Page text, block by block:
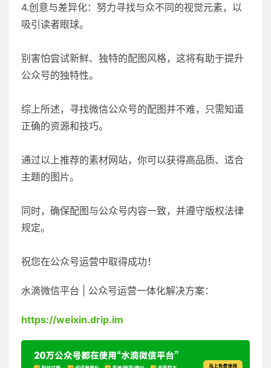
4.创意与差异化：努力寻找与众不同的视觉元素，以
吸引读者眼球。
别害怕尝试新鲜、独特的配图风格，这将有助于提升
公众号的独特性。
综上所述，寻找微信公众号的配图并不难，只需知道
正确的资源和技巧。
通过以上推荐的素材网站，你可以获得高品质、适合
主题的图片。
同时，确保配图与公众号内容一致，并遵守版权法律
规定。
祝您在公众号运营中取得成功！
水滴微信平台 | 公众号运营一体化解决方案：
https://weixin.drip.im